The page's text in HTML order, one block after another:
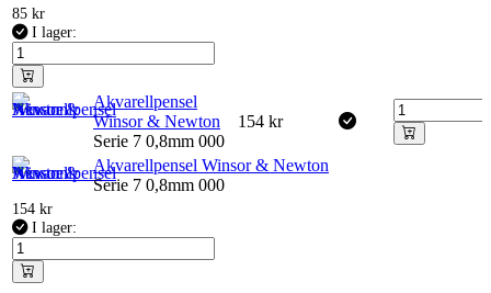
85 kr
I lager:
Akvarellpensel
Winsor & Newton
Serie 7 0,8mm 000
154 kr
Akvarellpensel Winsor & Newton
Serie 7 0,8mm 000
154 kr
I lager: